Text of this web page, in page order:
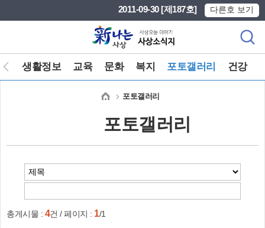
2011-09-30 [제187호] 다른호 보기
생활정보 교육 문화 복지 포토갤러리 건강
포토갤러리
포토갤러리
총게시물 : 4건 / 페이지 : 1/1